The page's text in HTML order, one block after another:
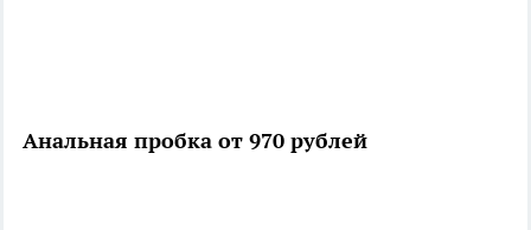
Анальная пробка от 970 рублей